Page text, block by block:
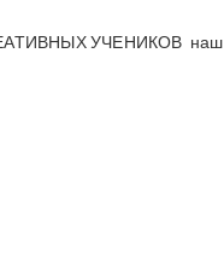
УЧЕНИКОВ